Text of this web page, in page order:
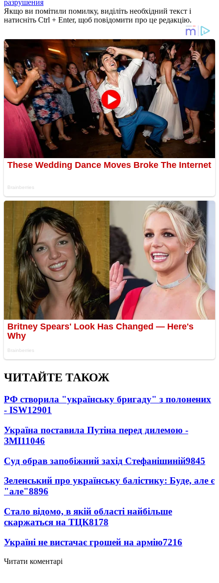
разрушения
Якщо ви помітили помилку, виділіть необхідний текст і
натисніть Ctrl + Enter, щоб повідомити про це редакцію.
ЧИТАЙТЕ ТАКОЖ
РФ створила "українську бригаду" з полонених
- ISW12901
Україна поставила Путіна перед дилемою -
ЗМІ11046
Суд обрав запобіжний захід Стефанішиній9845
Зеленський про українську балістику: Буде, але є
"але"8896
Стало відомо, в якій області найбільше
скаржаться на ТЦК8178
Україні не вистачає грошей на армію7216
Читати коментарі